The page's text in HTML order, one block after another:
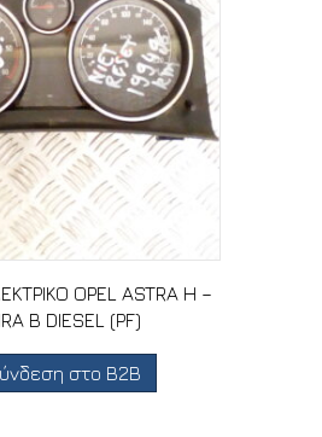
OPEL ASTRA H –
B DIESEL (PF)
στο B2B